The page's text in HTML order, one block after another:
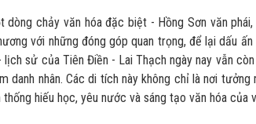
dòng chảy văn hóa đặc biệt - Hồng Sơn văn
với những đóng góp quan trọng, để lại dấu
lịch sử của Tiên Điền - Lai Thạch ngày nay vẫn
danh nhân. Các di tích này không chỉ là nơi
hiếu học, yêu nước và sáng tạo văn hóa của